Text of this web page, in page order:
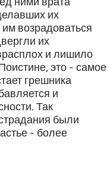
их
возрадоваться
их
и лишило
это - самое
грешника
и
Так
были
- более